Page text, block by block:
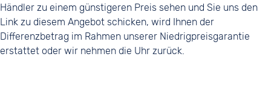
Händler zu einem günstigeren Preis sehen und Sie uns den
Link zu diesem Angebot schicken, wird Ihnen der
Differenzbetrag im Rahmen unserer Niedrigpreisgarantie
erstattet oder wir nehmen die Uhr zurück.